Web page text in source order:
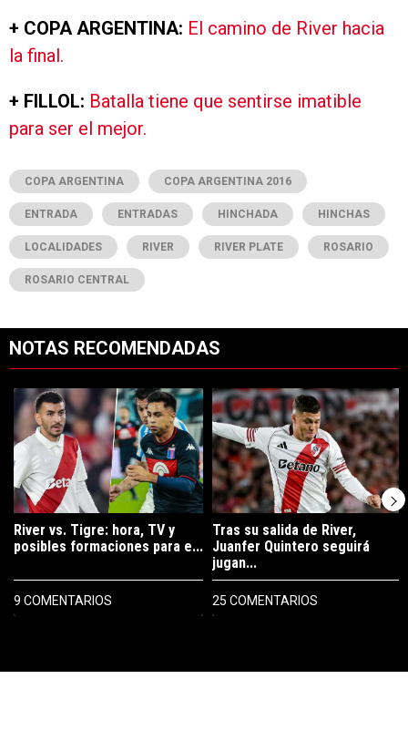
+ COPA ARGENTINA: El camino de River hacia
la final.
+ FILLOL: Batalla tiene que sentirse imatible
para ser el mejor.
COPA ARGENTINA COPA ARGENTINA 2016
ENTRADA ENTRADAS HINCHADA HINCHAS
LOCALIDADES RIVER RIVER PLATE ROSARIO
ROSARIO CENTRAL
NOTAS RECOMENDADAS
Un artículo de tendencia con el título "River vs. Tigre: hora, TV y
River vs. Tigre: hora, TV y
posibles formaciones para e...
9 COMENTARIOS
Un artículo de tendencia con el
Tras su salida de River,
Juanfer Quintero seguirá
jugan...
25 COMENTARIOS